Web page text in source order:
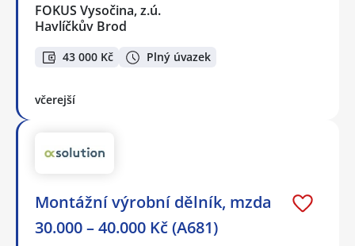
FOKUS Vysočina, z.ú.
Havlíčkův Brod
43 000 Kč Plný úvazek
včerejší
Montážní výrobní dělník, mzda
30.000 – 40.000 Kč (A681)